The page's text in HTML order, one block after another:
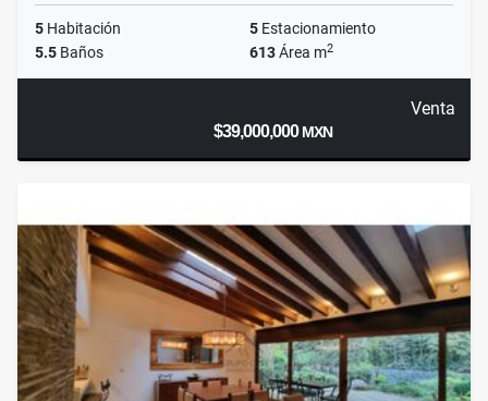
5 Habitación 5 Estacionamiento
5.5 Baños 613Área m2
Venta
$39,000,000MXN